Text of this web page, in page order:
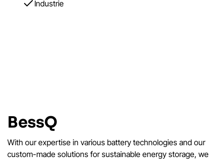
Industrie
BessQ
With our expertise in various battery technologies and our
custom-made solutions for sustainable energy storage, we